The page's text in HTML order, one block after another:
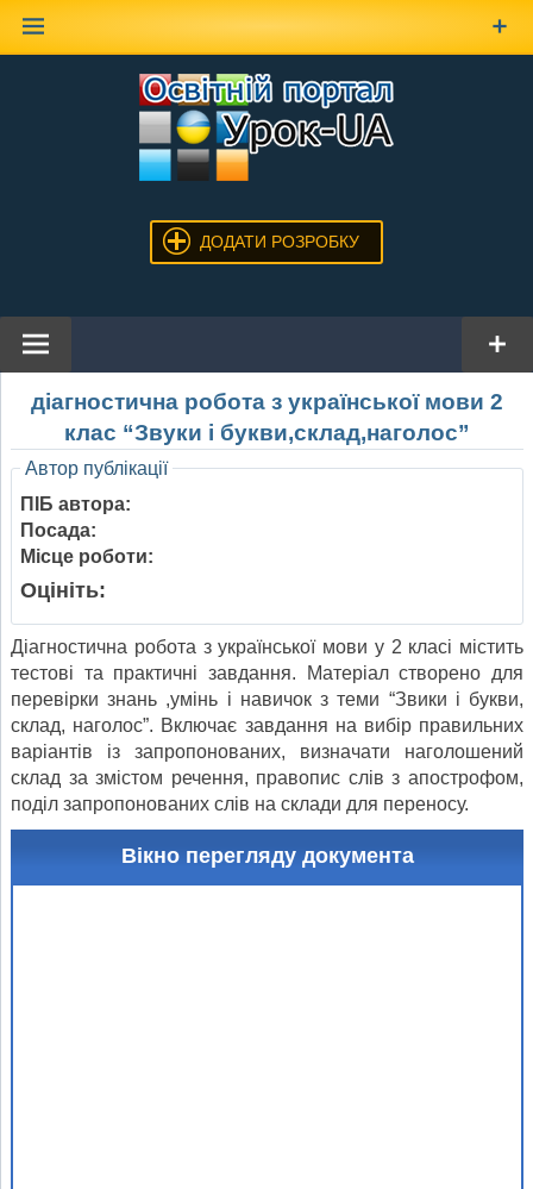
ДОДАТИ РОЗРОБКУ
діагностична робота з української мови 2
клас “Звуки і букви,склад,наголос”
Автор публікації
ПІБ автора:
Посада:
Місце роботи:
Оцініть:
Діагностична робота з української мови у 2 класі містить
тестові та практичні завдання. Матеріал створено для
перевірки знань ,умінь і навичок з теми “Звики і букви,
склад, наголос”. Включає завдання на вибір правильних
варіантів із запропонованих, визначати наголошений
склад за змістом речення, правопис слів з апострофом,
поділ запропонованих слів на склади для переносу.
Вікно перегляду документа